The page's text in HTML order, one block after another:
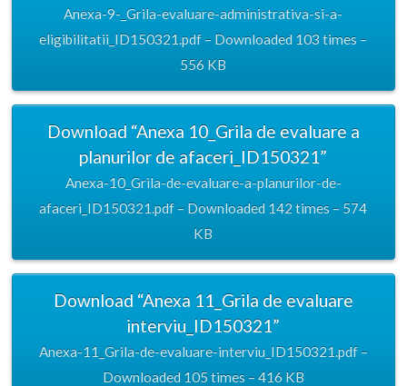
Anexa-9-_Grila-evaluare-administrativa-si-a-
eligibilitatii_ID150321.pdf – Downloaded 103 times –
556 KB
Download “Anexa 10_Grila de evaluare a
planurilor de afaceri_ID150321”
Anexa-10_Grila-de-evaluare-a-planurilor-de-
afaceri_ID150321.pdf – Downloaded 142 times – 574
KB
Download “Anexa 11_Grila de evaluare
interviu_ID150321”
Anexa-11_Grila-de-evaluare-interviu_ID150321.pdf –
Downloaded 105 times – 416 KB